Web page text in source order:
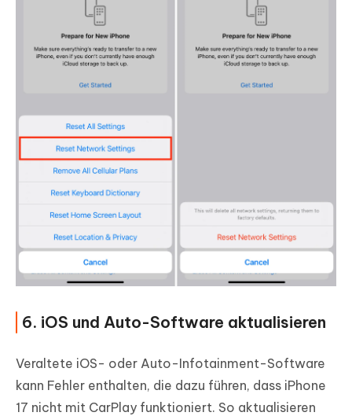
6. iOS und Auto-Software aktualisieren
Veraltete iOS- oder Auto-Infotainment-Software
kann Fehler enthalten, die dazu führen, dass iPhone
17 nicht mit CarPlay funktioniert. So aktualisieren